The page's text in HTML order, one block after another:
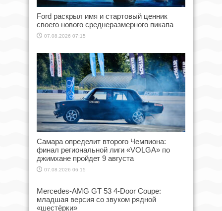
Ford раскрыл имя и стартовый ценник
своего нового среднеразмерного пикапа
07.08.2026 07:15
Самара определит второго Чемпиона:
финал региональной лиги «VOLGA» по
джимхане пройдет 9 августа
07.08.2026 06:15
Mercedes-AMG GT 53 4-Door Coupe:
младшая версия со звуком рядной
«шестёрки»